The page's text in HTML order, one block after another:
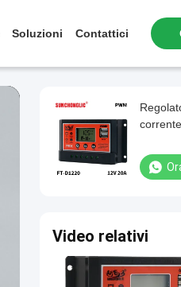
Soluzioni Contattici
Video relativi